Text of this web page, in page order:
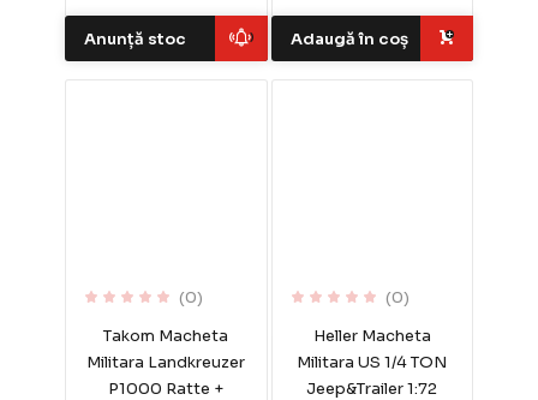
Anunță stoc Adaugă în coș
(0)
Takom Macheta
Militara Landkreuzer
P1000 Ratte +
(0)
Heller Macheta
Militara US 1/4 TON
Jeep&Trailer 1:72